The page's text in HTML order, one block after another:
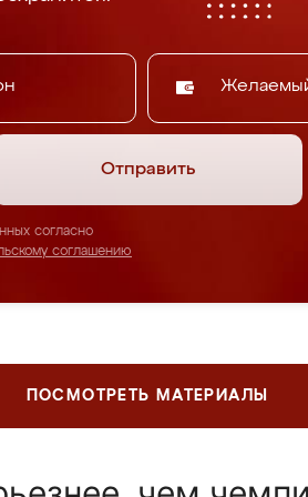
Отправить
согласно
соглашению
ПОСМОТРЕТЬ МАТЕРИАЛЫ